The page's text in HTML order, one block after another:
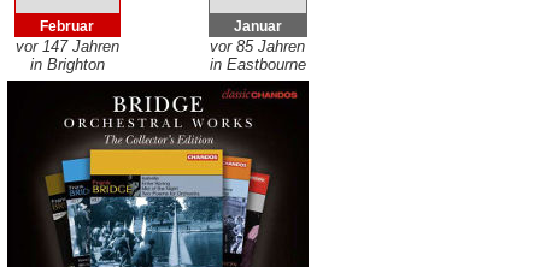
Februar
vor 147 Jahren
in Brighton
Januar
vor 85 Jahren
in Eastbourne